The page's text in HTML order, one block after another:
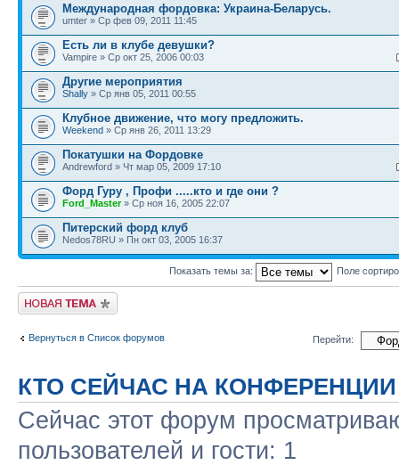
Международная фордовка: Украина-Беларусь.
umter » Ср фев 09, 2011 11:45
Есть ли в клубе девушки?
Vampire » Ср окт 25, 2006 00:03
Другие мероприятия
Shally » Ср янв 05, 2011 00:55
Клубное движение, что могу предложить.
Weekend » Ср янв 26, 2011 13:29
Покатушки на Фордовке
Andrewford » Чт мар 05, 2009 17:10
Форд Гуру , Профи .....кто и где они ?
Ford_Master» Ср ноя 16, 2005 22:07
Питерский форд клуб
Nedos78RU » Пн окт 03, 2005 16:37
Показать темы за: Поле
Новая тема
Вернуться в Список форумов Перейти:
КТО СЕЙЧАС НА КОНФЕРЕНЦИИ
Сейчас этот форум
пользователей и гости: 1